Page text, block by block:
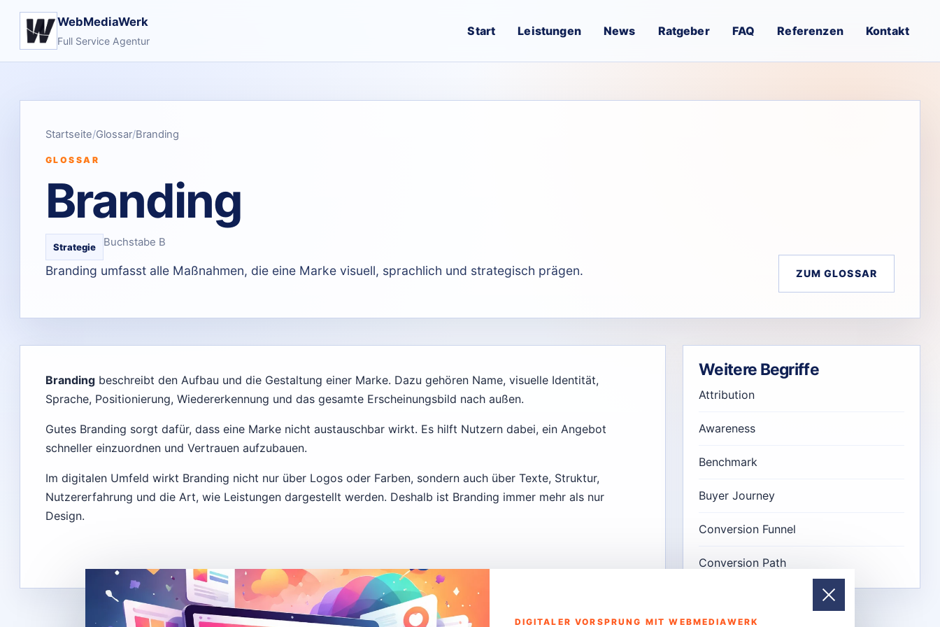
WebMediaWerk
Full Service Agentur
Start Leistungen News Ratgeber FAQ Referenzen Kontakt
Startseite Glossar Branding
GLOSSAR
Branding
Strategie Buchstabe B
Branding umfasst alle Maßnahmen, die eine Marke visuell, sprachlich und strategisch prägen. ZUM GLOSSAR
Branding beschreibt den Aufbau und die Gestaltung einer Marke. Dazu gehören Name, visuelle Identität,
Sprache, Positionierung, Wiedererkennung und das gesamte Erscheinungsbild nach außen.
Gutes Branding sorgt dafür, dass eine Marke nicht austauschbar wirkt. Es hilft Nutzern dabei, ein Angebot
schneller einzuordnen und Vertrauen aufzubauen.
Im digitalen Umfeld wirkt Branding nicht nur über Logos oder Farben, sondern auch über Texte, Struktur,
Nutzererfahrung und die Art, wie Leistungen dargestellt werden. Deshalb ist Branding immer mehr als nur
Design.
Weitere Begriffe
Attribution
Awareness
Benchmark
Buyer Journey
Conversion Funnel
Conversion Path
DIGITALER VORSPRUNG MIT WEBMEDIAWERK